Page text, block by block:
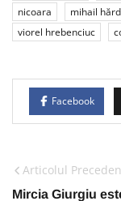
nicoara
mihail
viorel hrebenciuc
Facebook
Articolul
Mircia Giurgiu